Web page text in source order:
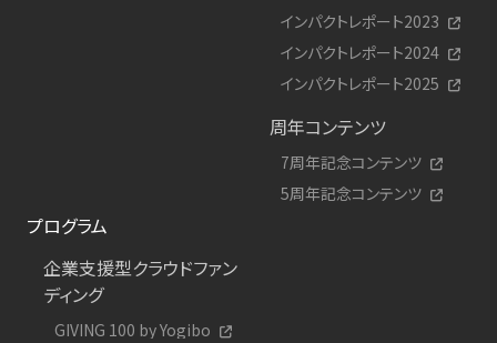
インパクトレポート2023
インパクトレポート2024
インパクトレポート2025
周年コンテンツ
7周年記念コンテンツ
5周年記念コンテンツ
プログラム
企業支援型クラウドファン
ディング
GIVING 100 by Yogibo